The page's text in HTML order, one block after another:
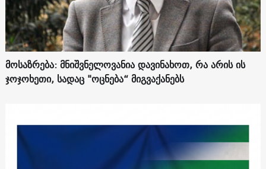
მოსაზრება: მნიშვნელოვანია დავინახოთ, რა არის ის
ჯოჯოხეთი, სადაც "ოცნება“ მიგვაქანებს